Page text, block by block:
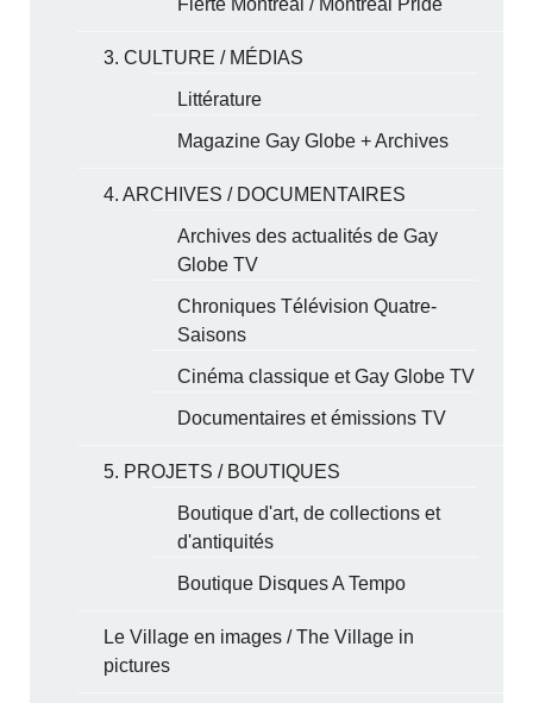
3. CULTURE / MÉDIAS
Littérature
Magazine Gay Globe + Archives
4. ARCHIVES / DOCUMENTAIRES
Archives des actualités de Gay
Globe TV
Chroniques Télévision Quatre-
Saisons
Cinéma classique et Gay Globe TV
Documentaires et émissions TV
5. PROJETS / BOUTIQUES
Boutique d'art, de collections et
d'antiquités
Boutique Disques A Tempo
Le Village en images / The Village in
pictures